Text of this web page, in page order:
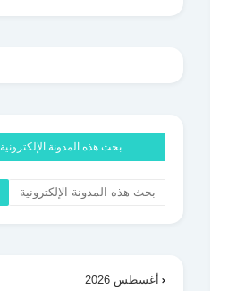
بحث هذه المدونة الإلكترونية
أغسطس 2026